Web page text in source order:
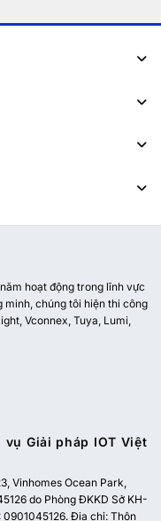
hoạt động trong lĩnh vực
minh, chúng tôi hiện thi công
Vconnex, Tuya, Lumi,
vụ Giải pháp IOT Việt
Vinhomes Ocean Park,
do Phòng ĐKKD Sở KH-
0901045126. Địa chỉ: Thôn